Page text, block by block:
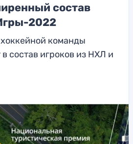
состав
2022
команды
состав игроков из НХЛ и